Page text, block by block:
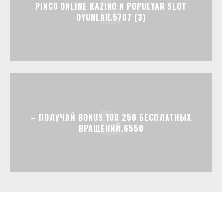
PINCO ONLINE KAZINO N POPULYAR SLOT
OYUNLAR.5707 (3)
– ПОЛУЧАЙ BONUS 100 250 БЕСПЛАТНЫХ
ВРАЩЕНИЙ.6550